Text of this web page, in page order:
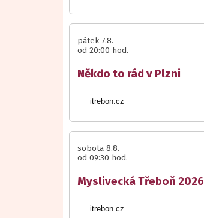
pátek 7.8.
od 20:00 hod.
Někdo to rád v Plzni
itrebon.cz
sobota 8.8.
od 09:30 hod.
Myslivecká Třeboň 2026
itrebon.cz